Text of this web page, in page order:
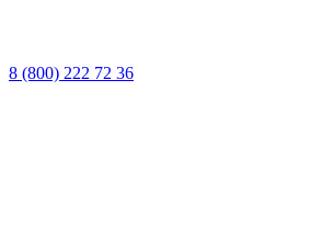
8 (800) 222 72 36